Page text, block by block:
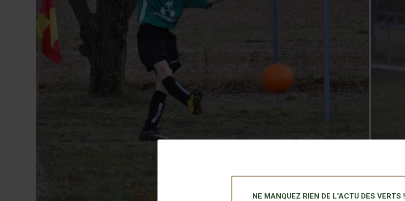
NE MANQUEZ RIEN DE L'ACTU DES VERTS !